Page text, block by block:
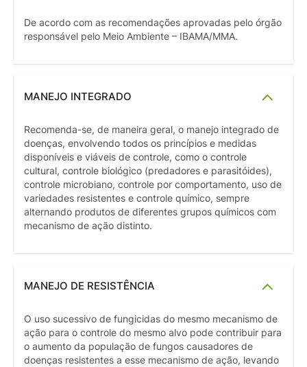
De acordo com as recomendações aprovadas pelo órgão
responsável pelo Meio Ambiente – IBAMA/MMA.
MANEJO INTEGRADO
Recomenda-se, de maneira geral, o manejo integrado de
doenças, envolvendo todos os princípios e medidas
disponíveis e viáveis de controle, como o controle
cultural, controle biológico (predadores e parasitóides),
controle microbiano, controle por comportamento, uso de
variedades resistentes e controle químico, sempre
alternando produtos de diferentes grupos químicos com
mecanismo de ação distinto.
MANEJO DE RESISTÊNCIA
O uso sucessivo de fungicidas do mesmo mecanismo de
ação para o controle do mesmo alvo pode contribuir para
o aumento da população de fungos causadores de
doenças resistentes a esse mecanismo de ação, levando